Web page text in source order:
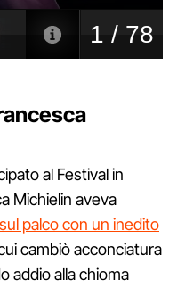
al Festival in
Michielin aveva
palco con un inedito
cambiò acconciatura
addio alla chioma